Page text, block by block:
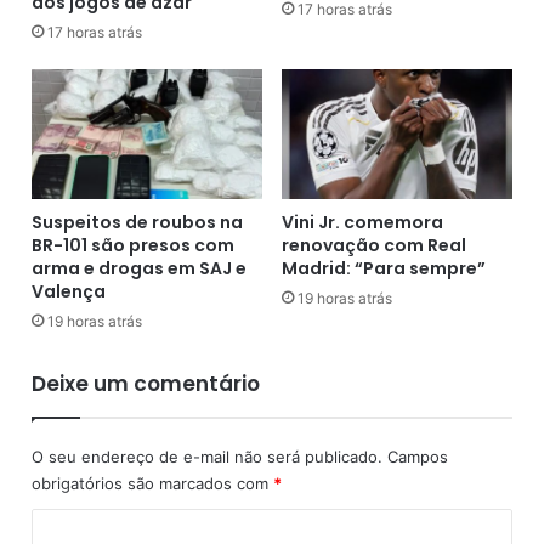
i
n
e
n
a
d
e
m
h
o
i
t
l
n
a
1
0
b
h
e
s
p
o
d
a
r
c
e
17 horas atrás
17 horas atrás
Suspeitos de roubos na
BR-101 são presos com
arma e drogas em SAJ e
Valença
19 horas atrás
Vini Jr. comemora
renovação com Real
Madrid: “Para sempre”
19 horas atrás
Deixe um comentário
O seu endereço de e-mail não será publicado. Campos
obrigatórios são marcados com *